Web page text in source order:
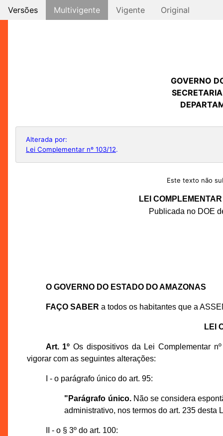
Versões Multivigente Vigente Original
GOVERNO
Alterada por:
Lei Complementar nº 103/12.
Este texto não
LEI
Publicada no DOE
O GOVERNO DO ESTADO DO AMAZONAS
FAÇO SABER a todos os habitantes que a
LEI
Art. 1º Os dispositivos da Lei Complementar
vigorar com as seguintes alterações:
I - o parágrafo único do art. 95:
"Parágrafo único.Não se considera
administrativo, nos termos do art. 235 desta
II - o § 3º do art. 100: